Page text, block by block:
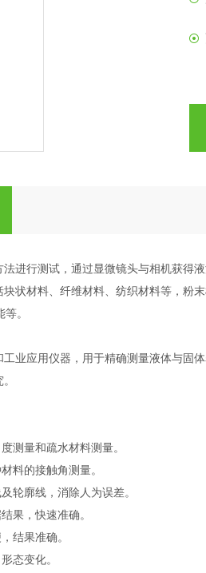
进行测试，通过显微镜头与相机获得
状材料、纤维材料、纺织材料等，粉
。
业应用仪器，用于精确测量液体与固
测量和疏水材料测量。
料的接触角测量。
轮廓线，消除人为误差。
果，快速准确。
结果准确。
态变化。